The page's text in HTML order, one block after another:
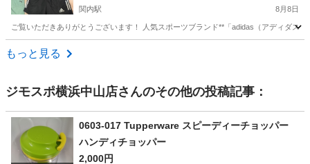
関内駅 8月8日
ご覧いただきありがとうございます！ 人気スポーツブランド**「adidas（アディダス
神奈川 横浜市
もっと見る
ジモスポ横浜中山店さんのその他の投稿記事：
0603-017 Tupperware スピーディーチョッパー
ハンディチョッパー
2,000円